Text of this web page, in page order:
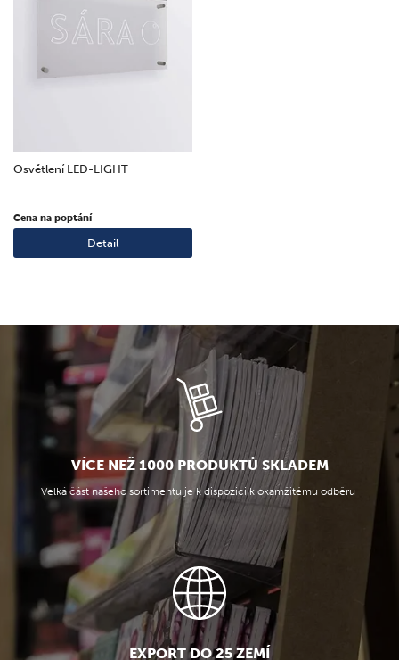
Osvětlení LED-LIGHT
Cena na poptání
Detail
VÍCE NEŽ 1000 PRODUKTŮ SKLADEM
Velká část našeho sortimentu je k dispozici k okamžitému odběru
EXPORT DO 25 ZEMÍ